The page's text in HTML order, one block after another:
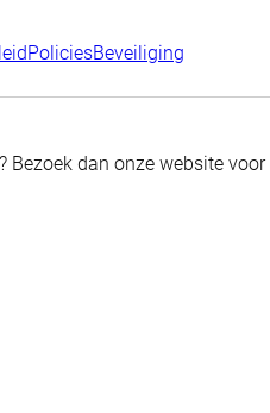
PoliciesBeveiliging
Bezoek dan onze website voor